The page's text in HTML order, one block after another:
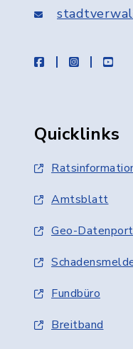
facebookinstagram
Quicklinks
Amtsblatt
Geo-
Fundbüro
Breitband